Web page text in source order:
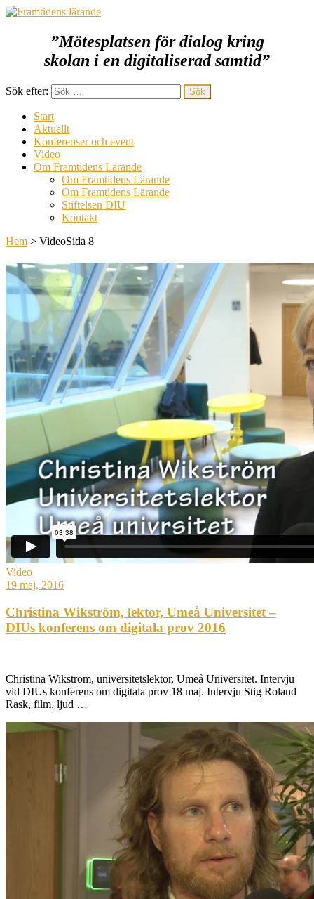
Framtidens lärande
”Mötesplatsen för dialog kring
skolan i en digitaliserad samtid”
Sök efter:
Start
Aktuellt
Konferenser och event
Video
Om Framtidens Lärande
Om Framtidens Lärande
Om Framtidens Lärande
Stiftelsen DIU
Kontakt
Hem > VideoSida 8
Video
19 maj, 2016
Christina Wikström, lektor, Umeå Universitet –
DIUs konferens om digitala prov 2016
Christina Wikström, universitetslektor, Umeå Universitet. Intervju
vid DIUs konferens om digitala prov 18 maj. Intervju Stig Roland
Rask, film, ljud …